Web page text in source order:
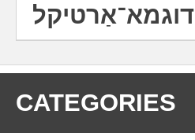
דוגמא־אַרטיקל
CATEGORIES